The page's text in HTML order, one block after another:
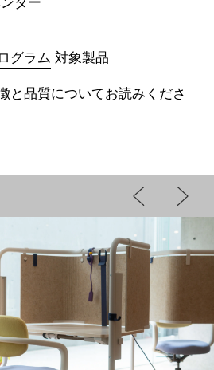
グラム 対象製品
と品質についてお読みくださ